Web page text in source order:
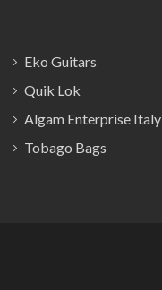
Eko Guitars
Quik Lok
Algam Enterprise Italy
Tobago Bags